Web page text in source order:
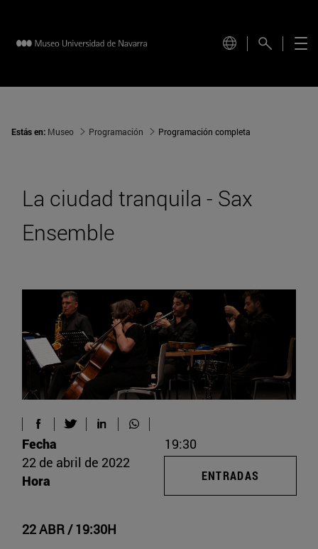
Estás en: Museo Programación Programación completa
La ciudad tranquila - Sax
Ensemble
22 ABR / 19:30H
Fecha
22 de abril de 2022
Hora
19:30
ENTRADAS